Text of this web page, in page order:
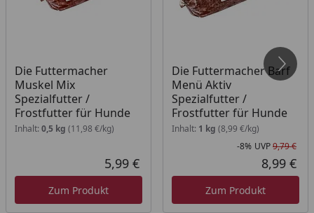
Die Futtermacher
Muskel Mix
Spezialfutter /
Frostfutter für Hunde
Inhalt: 0,5 kg (11,98 €/kg)
Aktueller Preis
5,99 €
Zum Produkt
Die Futtermacher Barf
Menü Aktiv
Spezialfutter /
Frostfutter für Hunde
Inhalt: 1 kg (8,99 €/kg)
-8% UVP9,79 €
8,99 €
Zum Produkt